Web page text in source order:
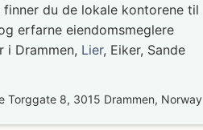
du de lokale kontorene til
erfarne eiendomsmeglere
i Drammen, Lier, Eiker, Sande
Torggate 8, 3015 Drammen, Norway